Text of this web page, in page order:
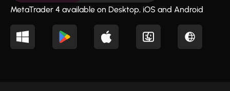
MetaTrader 4 available on Desktop, iOS and Android